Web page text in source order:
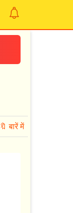
🔖 बारें में